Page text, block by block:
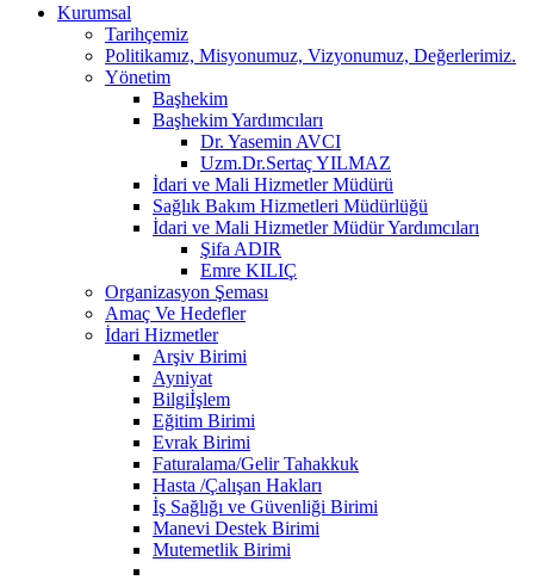
Kurumsal
Tarihçemiz
Politikamız, Misyonumuz, Vizyonumuz, Değerlerimiz.
Yönetim
Başhekim
Başhekim Yardımcıları
Dr. Yasemin AVCI
Uzm.Dr.Sertaç YILMAZ
İdari ve Mali Hizmetler Müdürü
Sağlık Bakım Hizmetleri Müdürlüğü
İdari ve Mali Hizmetler Müdür Yardımcıları
Şifa ADIR
Emre KILIÇ
Organizasyon Şeması
Amaç Ve Hedefler
İdari Hizmetler
Arşiv Birimi
Ayniyat
Bilgiİşlem
Eğitim Birimi
Evrak Birimi
Faturalama/Gelir Tahakkuk
Hasta /Çalışan Hakları
İş Sağlığı ve Güvenliği Birimi
Manevi Destek Birimi
Mutemetlik Birimi